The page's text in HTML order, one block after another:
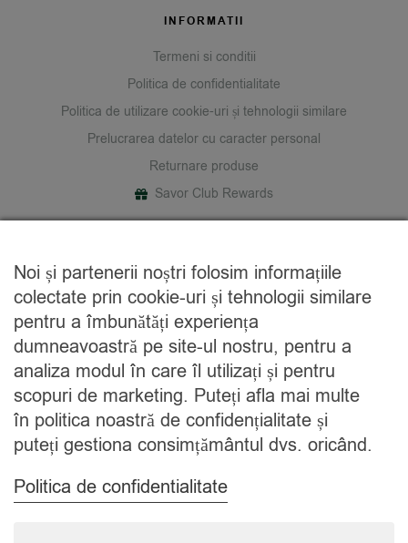
INFORMATII
Termeni si conditii
Politica de confidentialitate
Politica de utilizare cookie-uri și tehnologii similare
Prelucrarea datelor cu caracter personal
Returnare produse
Savor Club Rewards
Cine suntem
Blog
Contact
CATEGORII
Condimente
Mixuri
Ceaiuri
Noi și partenerii noștri folosim informațiile
colectate prin cookie-uri și tehnologii similare
pentru a îmbunătăți experiența
dumneavoastră pe site-ul nostru, pentru a
analiza modul în care îl utilizați și pentru
scopuri de marketing. Puteți afla mai multe
în politica noastră de confidențialitate și
puteți gestiona consimțământul dvs. oricând.
Politica de confidentialitate